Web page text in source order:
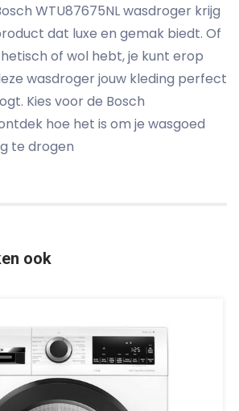
WTU87675NL wasdroger krijg
dat luxe en gemak biedt. Of
of wol hebt, je kunt erop
wasdroger jouw kleding perfect
Kies voor de Bosch
hoe het is om je wasgoed
te drogen
ook